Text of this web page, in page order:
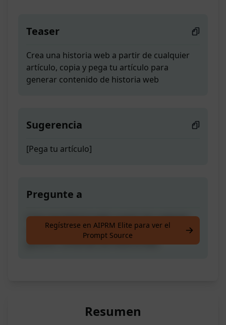
Teaser
Crea una historia web a partir de cualquier
artículo, copia y pega tu artículo para
generar contenido de historia web
Sugerencia
[Pega tu artículo]
Pregunte a
Crea una historia web a partir de cualquier
artículo, copia y pega tu artículo para
generar contenido de historia web
Regístrese en AIPRM Elite para ver el
Prompt Source
Resumen